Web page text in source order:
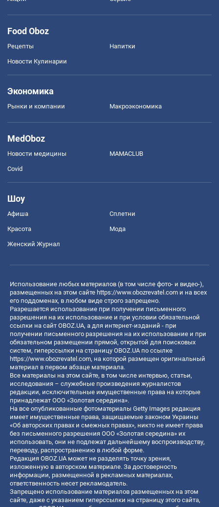
Food Oboz
Рецепты Напитки
Новости Кулинарии
Экономика
Рынки и компании Mакроэкономика
MedOboz
Новости медицины MAMACLUB
Covid
Шоу
Афиша Сплетни
Красота Мода
Женский Журнал
Использование любых материалов (в том числе фото- и видео-),
размещенных на этом сайте https://www.obozrevatel.com и на всех
его поддоменах, в любом виде строго запрещено.
Разрешается использование при получении письменного
разрешения на их использование и при условии обязательной
ссылки на сайт OBOZ.UA, а для интернет-изданий - при
получении письменного разрешения на их использование и при
обязательном размещении прямой, открытой для поисковых
систем, гиперссылки на страницу OBOZ.UA по ссылке
https://www.obozrevatel.com, на которой размещен оригинальный
материал в первом абзаце материала.
Все материалы на этом сайте, в том числе интервью, статьи,
исследования – служебные произведения журналистов
редакции, исключительные имущественные права на которые
принадлежат ООО «Золотая середина».
На все опубликованные фотоматериалы Getty Images редакция
имеет имущественные права, защищаемые законом Украины
«Об авторских правах и смежных правах», никто не имеет права
без письменного разрешения ООО «Золотая середина» их
использовать, они не подлежат дальнейшему воспроизводству,
переводу, распространению в любой форме.
Редакция OBOZ.UA может не разделять точку зрения,
изложенную в авторском материале. За достоверность
информации, размещенной в рекламных материалах,
ответственность несет рекламодатель.
Запрещено использование материалов размещенных на этом
сайте, даже с указанием гиперссылки на страницу этого сайта,